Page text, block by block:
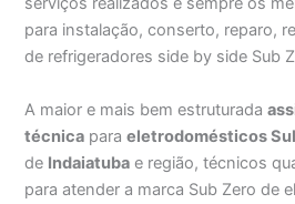
para instalação, conserto, reparo,
de refrigeradores side by side Sub
A maior e mais bem estruturada
técnica paraeletrodomésticos
de Indaiatuba e região, técnicos
para atender a marca Sub Zero de